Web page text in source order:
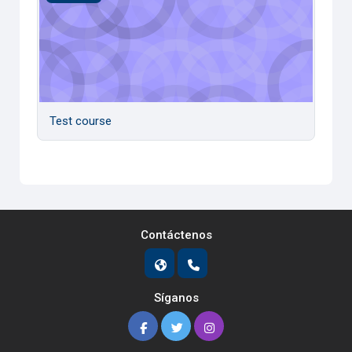
Test course
Contáctenos
Síganos